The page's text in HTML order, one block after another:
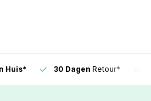
Huis* 30 Dagen Retour*